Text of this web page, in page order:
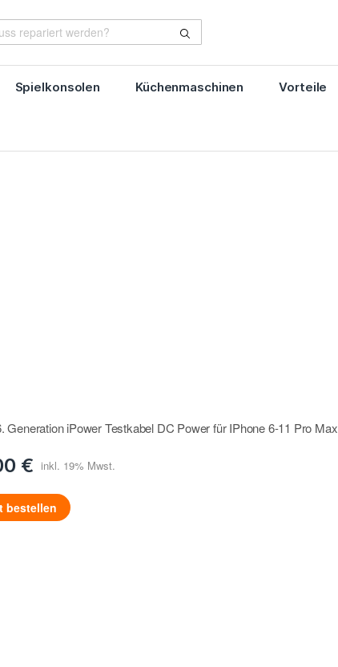
Spielkonsolen Küchenmaschinen Vorteile
Generation iPower Testkabel DC Power für IPhone 6-11 Pro Max
€
bestellen